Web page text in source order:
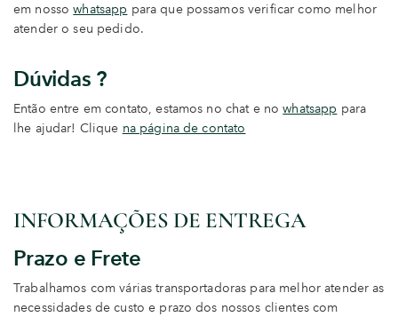
em nossowhatsapp para que possamos verificar como melhor
atender o seu pedido.
Dúvidas ?
Então entre em contato, estamos no chat e nowhatsapp para
lhe ajudar! Clique na página de contato
INFORMAÇÕES DE ENTREGA
Prazo e Frete
Trabalhamos com várias transportadoras para melhor atender as
necessidades de custo e prazo dos nossos clientes com